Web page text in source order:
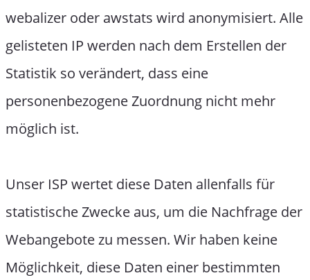
webalizer oder awstats wird anonymisiert. Alle
gelisteten IP werden nach dem Erstellen der
Statistik so verändert, dass eine
personenbezogene Zuordnung nicht mehr
möglich ist.
Unser ISP wertet diese Daten allenfalls für
statistische Zwecke aus, um die Nachfrage der
Webangebote zu messen. Wir haben keine
Möglichkeit, diese Daten einer bestimmten